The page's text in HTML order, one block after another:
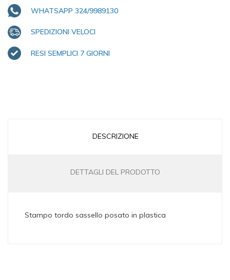
WHATSAPP 324/9989130
SPEDIZIONI VELOCI
RESI SEMPLICI 7 GIORNI
DESCRIZIONE
DETTAGLI DEL PRODOTTO
Stampo tordo sassello posato in plastica